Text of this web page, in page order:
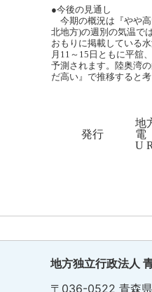
●今後の見通し
今期の概況は『やや高
北地方)の週別の気温で
おもりに掲載している
月11～15日ともに平舘
予測されます。陸奥湾
だ高い』で推移すると考
発行
地
U
地方独立行政法人
〒036-0522 青森